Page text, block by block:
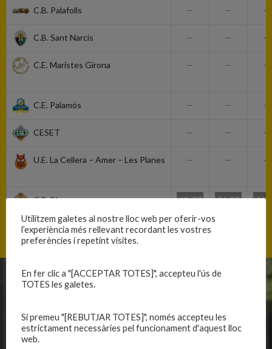
C.B. Palafolls — — —
C.B. Sant Narcís — — —
C.E. Maristes Girona — — —
C.E. Palamós — — —
CESET — — —
U.E. La Cellera – Amer – Les Planes — — —
C.B. Blanes
68-87
57-63
54-50 44-
CLUB
Organització
Publicacions
Primer equip femení
Utilitzem galetes al nostre lloc web per oferir-vos
l’experiència més rellevant recordant les vostres
preferències i repetint visites.
En fer clic a "[ACCEPTAR TOTES]", accepteu l'ús de
TOTES les galetes.
Si premeu "[REBUTJAR TOTES]", només accepteu les
estrictament necessàries pel funcionament d'aquest lloc
web.